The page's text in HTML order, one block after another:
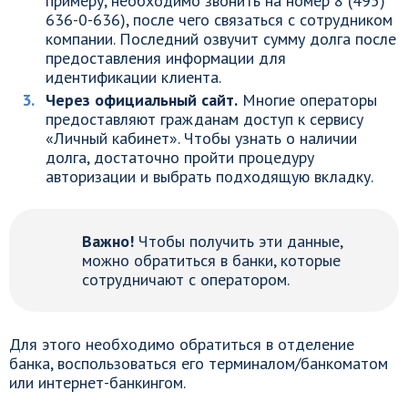
636-0-636), после чего связаться с сотрудником
компании. Последний озвучит сумму долга после
предоставления информации для
идентификации клиента.
Через официальный сайт. Многие операторы
предоставляют гражданам доступ к сервису
«Личный кабинет». Чтобы узнать о наличии
долга, достаточно пройти процедуру
авторизации и выбрать подходящую вкладку.
Важно! Чтобы получить эти данные,
можно обратиться в банки, которые
сотрудничают с оператором.
Для этого необходимо обратиться в отделение
банка, воспользоваться его терминалом/банкоматом
или интернет-банкингом.